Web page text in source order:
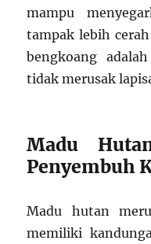
mampu
tampak lebih
bengkoang
tidak merusak
Madu
Penyembuh
Madu hutan
memiliki